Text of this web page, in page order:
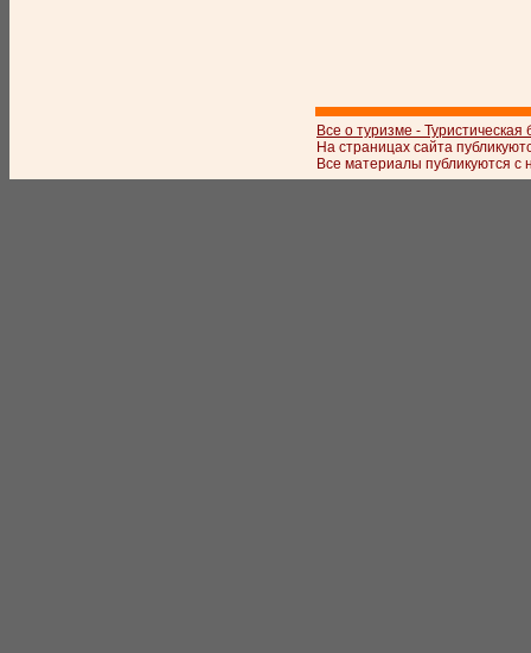
Все о туризме - Туристическая
На страницах сайта
Все материалы публикуются с